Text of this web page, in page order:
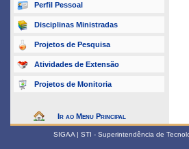
Perfil Pessoal
Disciplinas Ministradas
Projetos de Pesquisa
Atividades de Extensão
Projetos de Monitoria
Ir ao Menu Principal
SIGAA | STI - Superintendência de